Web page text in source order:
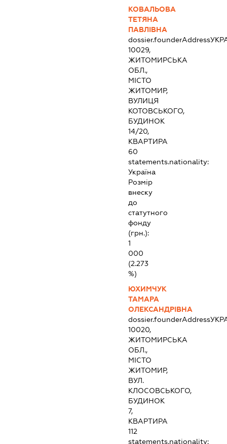
КОВАЛЬОВА
ТЕТЯНА
ПАВЛІВНА
dossier.founderAddress
10029,
ЖИТОМИРСЬКА
ОБЛ.,
МІСТО
ЖИТОМИР,
ВУЛИЦЯ
КОТОВСЬКОГО,
БУДИНОК
14/20,
КВАРТИРА
60
statements.nationality:
Україна
Розмір
внеску
до
статутного
фонду
(грн.):
1
000
(2.273
%)
ЮХИМЧУК
ТАМАРА
ОЛЕКСАНДРІВНА
dossier.founderAddress
10020,
ЖИТОМИРСЬКА
ОБЛ.,
МІСТО
ЖИТОМИР,
ВУЛ.
КЛОСОВСЬКОГО,
БУДИНОК
7,
КВАРТИРА
112
statements.nationality: